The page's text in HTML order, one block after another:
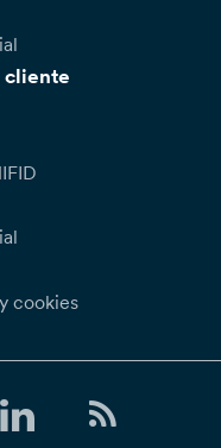
cliente
cookies